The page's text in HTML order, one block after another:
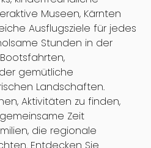
Museen, Kärnten
Ausflugsziele für jedes
Stunden in der
gemütliche
Landschaften.
Aktivitäten zu finden,
Zeit
die regionale
Entdecken Sie